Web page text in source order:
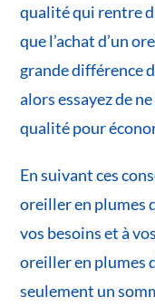
qualité qui rentre
que l’achat d’un
grande différence
alors essayez de
qualité pour
En suivant ces
oreiller en plumes
vos besoins et à
oreiller en plumes
seulement un